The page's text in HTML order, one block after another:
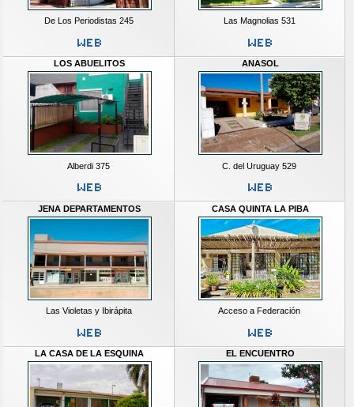
De Los Periodistas 245 Las Magnolias 531
LOS ABUELITOS
Alberdi 375
ANASOL
C. del Uruguay 529
JENA DEPARTAMENTOS
Las Violetas y Ibirápita
CASA QUINTA LA PIBA
Acceso a Federación
LA CASA DE LA ESQUINA EL ENCUENTRO